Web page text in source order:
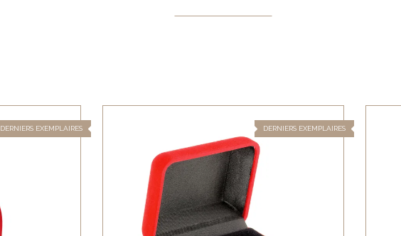
DERNIERS EXEMPLAIRES DERNIERS EXEMPLAIRES